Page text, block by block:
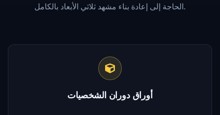
الحاجة إلى إعادة بناء مشهد ثلاثي الأبعاد بالكامل.
أوراق دوران الشخصيات